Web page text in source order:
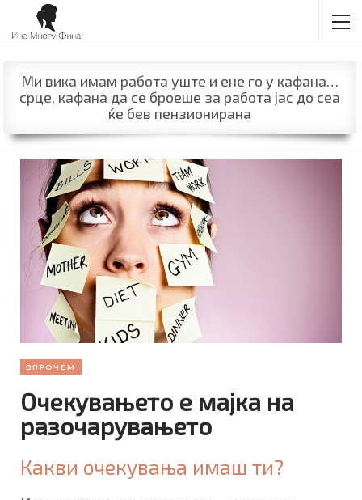
Ми вика имам работа уште и ене го у кафана…
срце, кафана да се броеше за работа јас до сеа
ќе бев пензионирана
ВПРОЧЕМ
Очекувањето е мајка на
разочарувањето
Какви очекувања имаш ти?